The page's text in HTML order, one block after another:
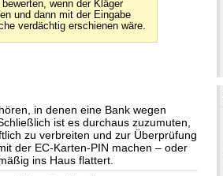
wenn der Kläger
und dann mit der Eingabe
verdächtig erschienen wäre.
in denen eine Bank wegen
ist es durchaus zuzumuten,
zu verbreiten und zur Überprüfung
der EC-Karten-PIN machen – oder
ins Haus flattert.